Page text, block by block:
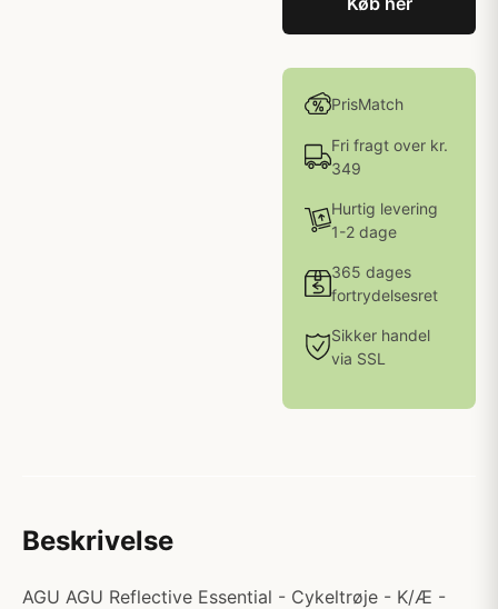
PrisMatch
Fri fragt over kr.
349
Hurtig levering
1-2 dage
365 dages
fortrydelsesret
Sikker handel
via SSL
Beskrivelse
AGU AGU Reflective Essential - Cykeltrøje - K/Æ -